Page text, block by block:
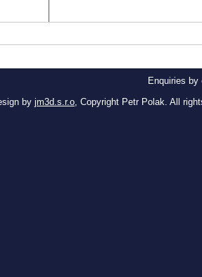
Enquiries
by jm3d.s.r.o, Copyright Petr Polak. All